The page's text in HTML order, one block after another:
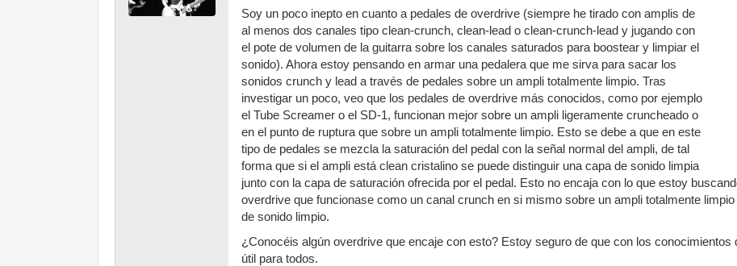
Soy un poco inepto en cuanto a pedales de overdrive (siempre he tirado con amplis de
al menos dos canales tipo clean-crunch, clean-lead o clean-crunch-lead y jugando con
el pote de volumen de la guitarra sobre los canales saturados para boostear y limpiar el
sonido). Ahora estoy pensando en armar una pedalera que me sirva para sacar los
sonidos crunch y lead a través de pedales sobre un ampli totalmente limpio. Tras
investigar un poco, veo que los pedales de overdrive más conocidos, como por ejemplo
el Tube Screamer o el SD-1, funcionan mejor sobre un ampli ligeramente cruncheado o
en el punto de ruptura que sobre un ampli totalmente limpio. Esto se debe a que en este
tipo de pedales se mezcla la saturación del pedal con la señal normal del ampli, de tal
forma que si el ampli está clean cristalino se puede distinguir una capa de sonido limpia
junto con la capa de saturación ofrecida por el pedal. Esto no encaja con lo que estoy
overdrive que funcionase como un canal crunch en si mismo sobre un ampli totalmente
de sonido limpio.
¿Conocéis algún overdrive que encaje con esto? Estoy seguro de que con los
útil para todos.